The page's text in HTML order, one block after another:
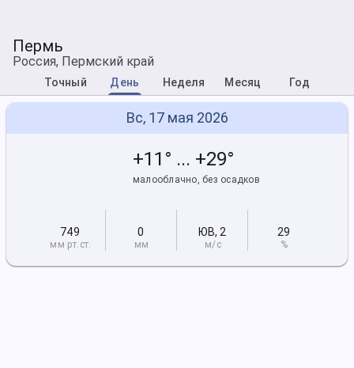
Пермь
Россия, Пермский край
Точный День Неделя Месяц Год
Вс, 17 мая 2026
+11° ... +29°
малооблачно, без осадков
749
мм рт.ст.
0
мм
ЮВ, 2
м/с
29
%